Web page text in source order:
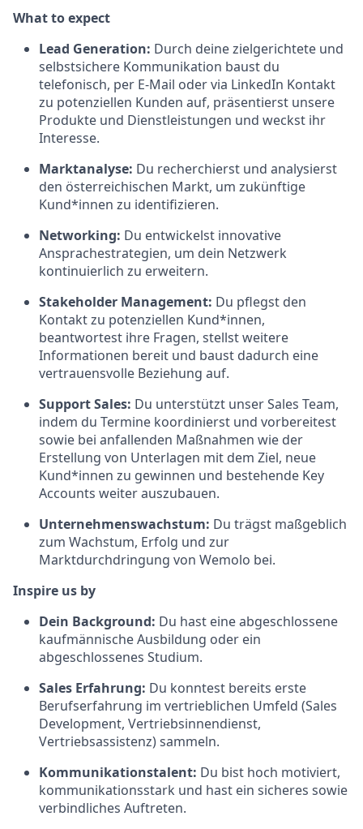
What to expect
Lead Generation: Durch deine zielgerichtete und
selbstsichere Kommunikation baust du
telefonisch, per E-Mail oder via LinkedIn Kontakt
zu potenziellen Kunden auf, präsentierst unsere
Produkte und Dienstleistungen und weckst ihr
Interesse.
Marktanalyse: Du recherchierst und analysierst
den österreichischen Markt, um zukünftige
Kund*innen zu identifizieren.
Networking: Du entwickelst innovative
Ansprachestrategien, um dein Netzwerk
kontinuierlich zu erweitern.
Stakeholder Management: Du pflegst den
Kontakt zu potenziellen Kund*innen,
beantwortest ihre Fragen, stellst weitere
Informationen bereit und baust dadurch eine
vertrauensvolle Beziehung auf.
Support Sales: Du unterstützt unser Sales Team,
indem du Termine koordinierst und vorbereitest
sowie bei anfallenden Maßnahmen wie der
Erstellung von Unterlagen mit dem Ziel, neue
Kund*innen zu gewinnen und bestehende Key
Accounts weiter auszubauen.
Unternehmenswachstum: Du trägst maßgeblich
zum Wachstum, Erfolg und zur
Marktdurchdringung von Wemolo bei.
Inspire us by
Dein Background: Du hast eine abgeschlossene
kaufmännische Ausbildung oder ein
abgeschlossenes Studium.
Sales Erfahrung: Du konntest bereits erste
Berufserfahrung im vertrieblichen Umfeld (Sales
Development, Vertriebsinnendienst,
Vertriebsassistenz) sammeln.
Kommunikationstalent: Du bist hoch motiviert,
kommunikationsstark und hast ein sicheres sowie
verbindliches Auftreten.